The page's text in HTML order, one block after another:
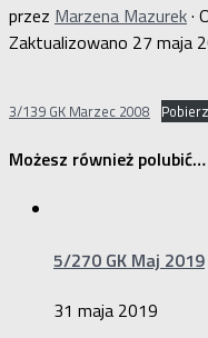
przez Marzena Mazurek·
Zaktualizowano 27 maja
3/139 GK Marzec 2008 Pobierz
Możesz również polubić…
5/270 GK Maj 2019
31 maja 2019